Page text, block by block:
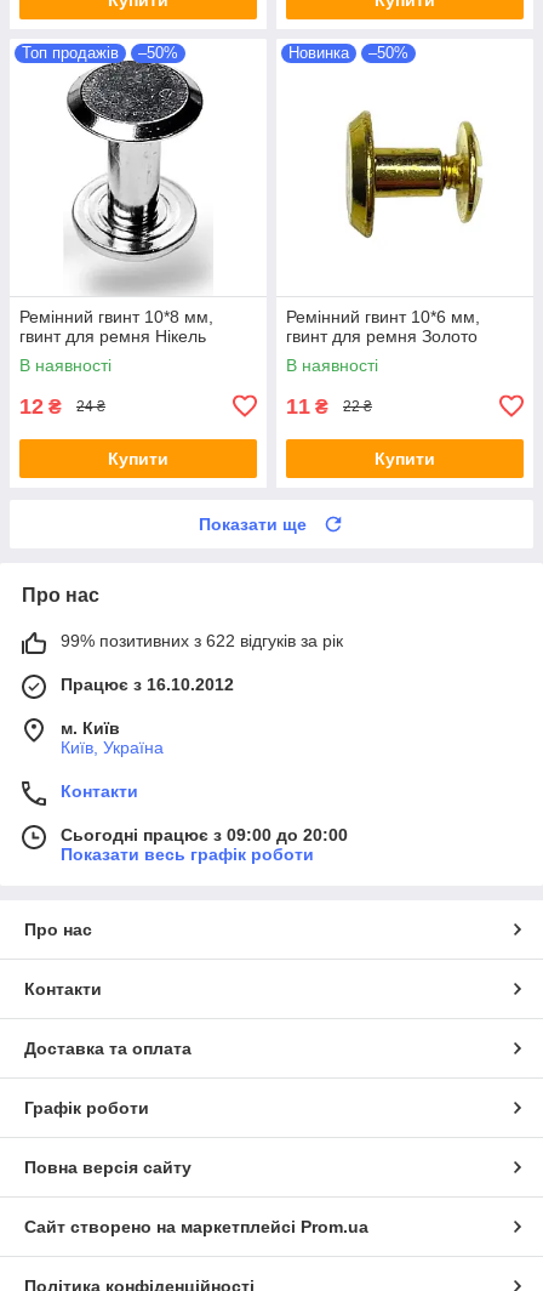
Топ продажів –50%
Ремінний гвинт 10*8 мм,
гвинт для ремня Нікель
В наявності
12 ₴ 24 ₴
Купити
Новинка –50%
Ремінний гвинт 10*6 мм,
гвинт для ремня Золото
В наявності
11 ₴ 22 ₴
Купити
Показати ще
Про нас
99% позитивних з 622 відгуків за рік
Працює з 16.10.2012
м. Київ
Київ, Україна
Контакти
Сьогодні працює з 09:00 до 20:00
Показати весь графік роботи
Про нас
Контакти
Доставка та оплата
Графік роботи
Повна версія сайту
Сайт створено на маркетплейсі Prom.ua
Політика конфіденційності